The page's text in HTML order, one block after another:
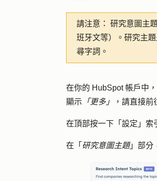
請注意：
研究意圖主
班牙文等）。研究主
尋字詞。
在你的 HubSpot 帳戶中
顯示 「更多」 ，請直接前
在頂部按一下「 設定」索
在「 研究意圖主題」部分